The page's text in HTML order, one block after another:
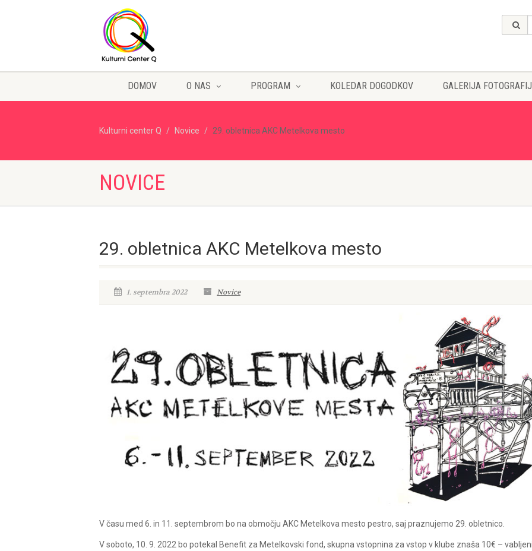
DOMOV O NAS PROGRAM KOLEDAR DOGODKOV GALERIJA FOTOGRAFIJ
Kulturni center Q Novice 29. obletnica AKC Metelkova mesto
NOVICE
29. obletnica AKC Metelkova mesto
1. septembra 2022 Novice
V času med 6. in 11. septembrom bo na območju AKC Metelkova mesto pestro, saj praznujemo 29. obletnico.
V soboto, 10. 9. 2022 bo potekal Benefit za Metelkovski fond, skupna vstopnina za vstop v klube znaša 10€ –